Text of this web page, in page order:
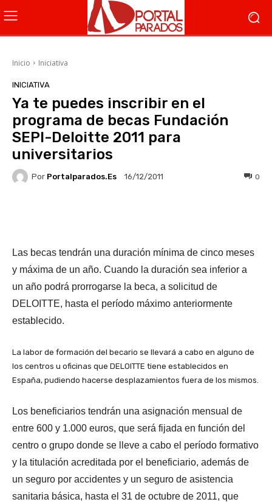
Inicio Iniciativa
INICIATIVA
Ya te puedes inscribir en el
programa de becas Fundación
SEPI-Deloitte 2011 para
universitarios
Por Portalparados.es 16/12/2011 0
Las becas tendrán una duración mínima de cinco meses
y máxima de un año. Cuando la duración sea inferior a
un año podrá prorrogarse la beca, a solicitud de
DELOITTE, hasta el período máximo anteriormente
establecido.
La labor de formación del becario se llevará a cabo en alguno de
los centros u oficinas que DELOITTE tiene establecidos en
España, pudiendo hacerse desplazamientos fuera de los mismos.
Los beneficiarios tendrán una asignación mensual de
entre 600 y 1.000 euros, que será fijada en función del
centro o grupo donde se lleve a cabo el período formativo
y la titulación acreditada por el beneficiario, además de
un seguro por accidentes y un seguro de asistencia
sanitaria básica, hasta el 31 de octubre de 2011, que